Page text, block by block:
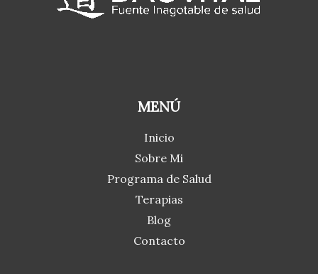
MENÚ
Inicio
Sobre Mi
Programa de Salud
Terapias
Blog
Contacto